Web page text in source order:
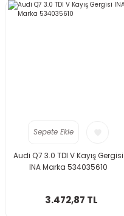
Sepete Ekle
Audi Q7 3.0 TDI V Kayış Gergisi
INA Marka 534035610
3.472,87 TL